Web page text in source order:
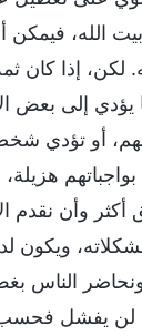
بيت الله،
لكن، إذا كان
يؤدي إلى بعض
أو تؤدي
وأن نقدم
ويكون
الناس
لن يفشل